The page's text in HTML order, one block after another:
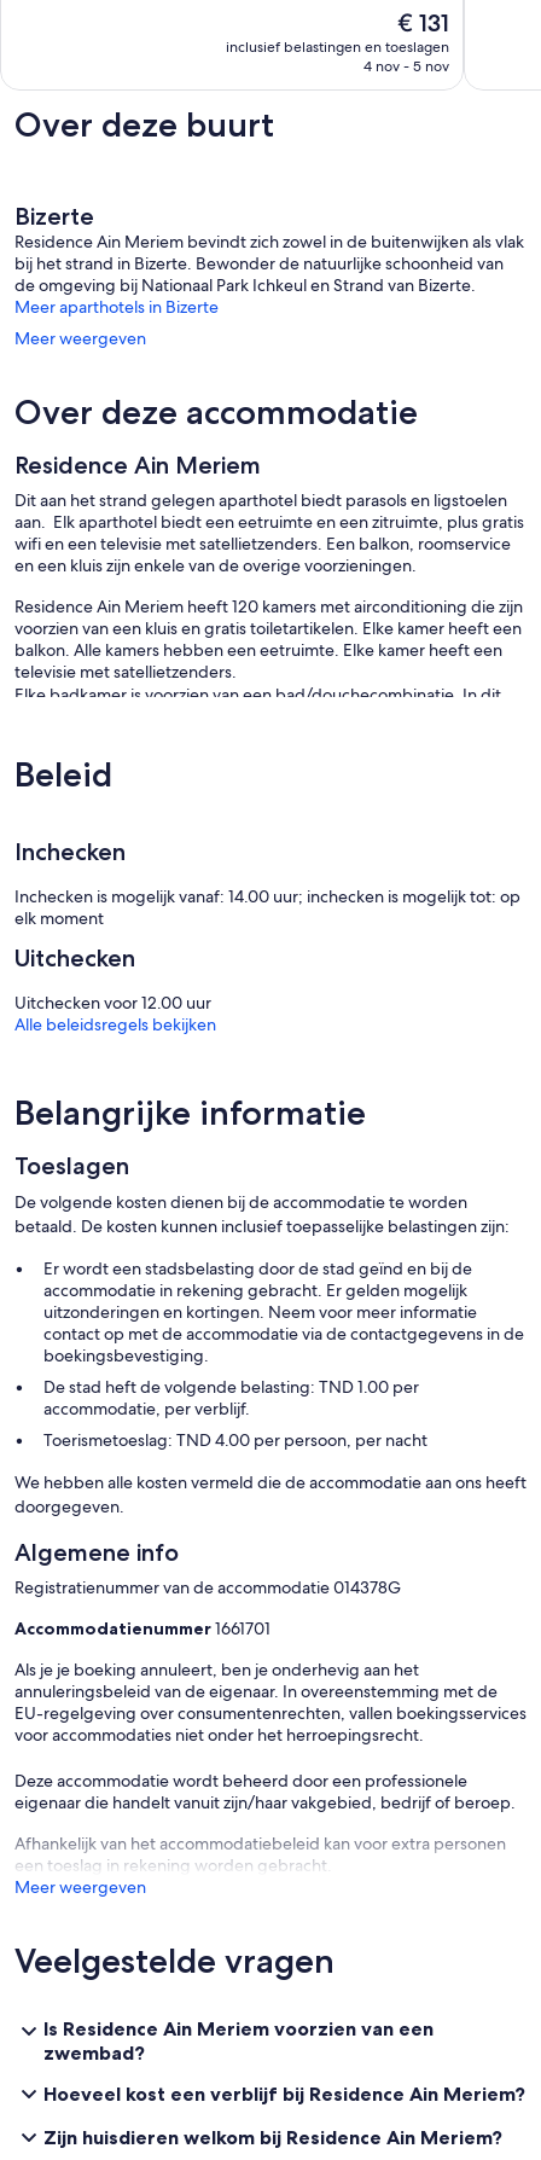
forest&#x1f333;
De
prijs
is
€ 131
inclusief belastingen en toeslagen
4 nov - 5 nov
Over deze buurt
Bizerte
Residence Ain Meriem bevindt zich zowel in de buitenwijken als vlak
bij het strand in Bizerte. Bewonder de natuurlijke schoonheid van
de omgeving bij Nationaal Park Ichkeul en Strand van Bizerte.
Meer aparthotels in Bizerte
Meer weergeven
Over deze accommodatie
Residence Ain Meriem
Dit aan het strand gelegen aparthotel biedt parasols en ligstoelen
aan. Elk aparthotel biedt een eetruimte en een zitruimte, plus gratis
wifi en een televisie met satellietzenders. Een balkon, roomservice
en een kluis zijn enkele van de overige voorzieningen.
Residence Ain Meriem heeft 120 kamers met airconditioning die zijn
voorzien van een kluis en gratis toiletartikelen. Elke kamer heeft een
balkon. Alle kamers hebben een eetruimte. Elke kamer heeft een
televisie met satellietzenders.
Elke badkamer is voorzien van een bad/douchecombinatie. In dit
Recreatieve voorzieningen van dit aparthotel bestaan onder andere
Beleid
Inchecken
Inchecken is mogelijk vanaf: 14.00 uur; inchecken is mogelijk tot: op
elk moment
Uitchecken
Uitchecken voor 12.00 uur
Alle beleidsregels bekijken
Belangrijke informatie
Toeslagen
De volgende kosten dienen bij de accommodatie te worden
betaald. De kosten kunnen inclusief toepasselijke belastingen zijn:
Er wordt een stadsbelasting door de stad geïnd en bij de
accommodatie in rekening gebracht. Er gelden mogelijk
uitzonderingen en kortingen. Neem voor meer informatie
contact op met de accommodatie via de contactgegevens in de
boekingsbevestiging.
De stad heft de volgende belasting: TND 1.00 per
accommodatie, per verblijf.
Toerismetoeslag: TND 4.00 per persoon, per nacht
We hebben alle kosten vermeld die de accommodatie aan ons heeft
doorgegeven.
Algemene info
Registratienummer van de accommodatie 014378G
Accommodatienummer1661701
Als je je boeking annuleert, ben je onderhevig aan het
annuleringsbeleid van de eigenaar. In overeenstemming met de
EU-regelgeving over consumentenrechten, vallen boekingsservices
voor accommodaties niet onder het herroepingsrecht.
Deze accommodatie wordt beheerd door een professionele
eigenaar die handelt vanuit zijn/haar vakgebied, bedrijf of beroep.
Afhankelijk van het accommodatiebeleid kan voor extra personen
een toeslag in rekening worden gebracht.
Meer weergeven
Veelgestelde vragen
Is Residence Ain Meriem voorzien van een
zwembad?
Hoeveel kost een verblijf bij Residence Ain Meriem?
Zijn huisdieren welkom bij Residence Ain Meriem?